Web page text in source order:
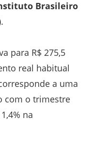
Brasileiro
.
para R$ 275,5
real habitual
a uma
com o trimestre
na